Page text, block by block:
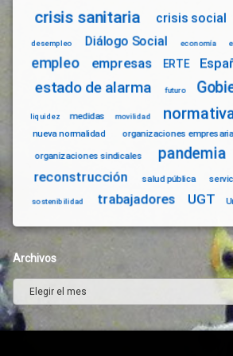
crisis sanitaria crisis social
desempleo Diálogo Social economía
empleo empresas ERTE
estado de alarma futuro
liquidez medidas movilidad
nueva normalidad organizaciones
organizaciones sindicales pandemia
reconstrucción salud pública
sostenibilidad trabajadores UGT
Archivos
Archivos